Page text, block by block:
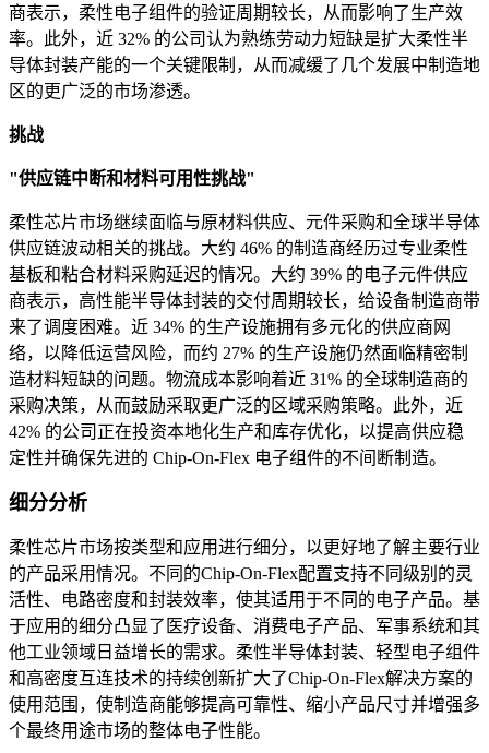
商表示，柔性电子组件的验证周期较长，从而影响了生产效
率。此外，近 32% 的公司认为熟练劳动力短缺是扩大柔性半
导体封装产能的一个关键限制，从而减缓了几个发展中制造地
区的更广泛的市场渗透。
挑战
"供应链中断和材料可用性挑战"
柔性芯片市场继续面临与原材料供应、元件采购和全球半导体
供应链波动相关的挑战。大约 46% 的制造商经历过专业柔性
基板和粘合材料采购延迟的情况。大约 39% 的电子元件供应
商表示，高性能半导体封装的交付周期较长，给设备制造商带
来了调度困难。近 34% 的生产设施拥有多元化的供应商网
络，以降低运营风险，而约 27% 的生产设施仍然面临精密制
造材料短缺的问题。物流成本影响着近 31% 的全球制造商的
采购决策，从而鼓励采取更广泛的区域采购策略。此外，近
42% 的公司正在投资本地化生产和库存优化，以提高供应稳
定性并确保先进的 Chip-On-Flex 电子组件的不间断制造。
细分分析
柔性芯片市场按类型和应用进行细分，以更好地了解主要行业
的产品采用情况。不同的Chip-On-Flex配置支持不同级别的灵
活性、电路密度和封装效率，使其适用于不同的电子产品。基
于应用的细分凸显了医疗设备、消费电子产品、军事系统和其
他工业领域日益增长的需求。柔性半导体封装、轻型电子组件
和高密度互连技术的持续创新扩大了Chip-On-Flex解​​决方案的
使用范围，使制造商能够提高可靠性、缩小产品尺寸并增强多
个最终用途市场的整体电子性能。